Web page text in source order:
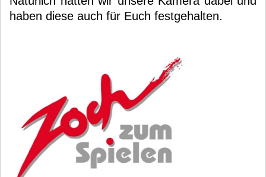
haben diese auch für Euch festgehalten.